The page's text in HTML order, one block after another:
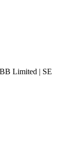
Limited | SE